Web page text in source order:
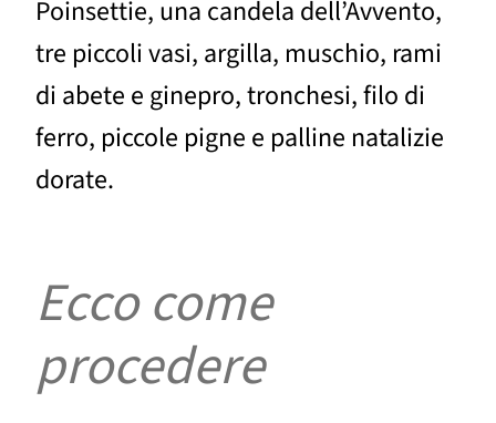
Poinsettie, una candela dell’Avvento,
tre piccoli vasi, argilla, muschio, rami
di abete e ginepro, tronchesi, filo di
ferro, piccole pigne e palline natalizie
dorate.
Ecco come
procedere